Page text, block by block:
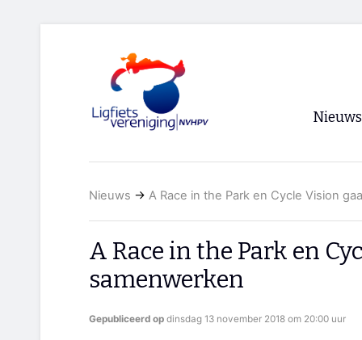
Nieuws
RSS
Nieuws → A Race in the Park en Cycle Vision
A Race in the Park en
samenwerken
Gepubliceerd op dinsdag 13 november 2018 om 20:00 uur